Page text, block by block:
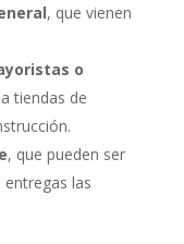
, que vienen
o
tiendas de
, que pueden ser
las